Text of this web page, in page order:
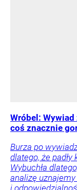
Wróbel: Wywiad
coś znacznie
Burza po
dlatego, że
Wybuchła
analizę
i